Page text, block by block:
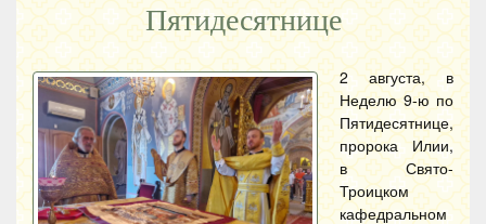
Пятидесятнице
2 августа, в
Неделю 9-ю по
Пятидесятнице,
пророка Илии,
в Свято-
Троицком
кафедральном